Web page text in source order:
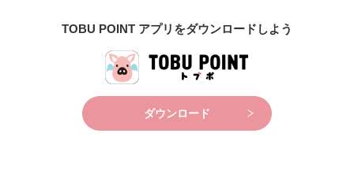
TOBU POINT アプリをダウンロードしよう
ダウンロード